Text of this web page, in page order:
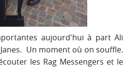
aujourd'hui à part Ali
Un moment où on souffle.
les Rag Messengers et le